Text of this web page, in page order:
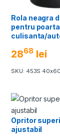
Rola neagra
pentru poarta
culisanta/
2868 lei
SKU: 453S 40x60
Opritor
ajustabil